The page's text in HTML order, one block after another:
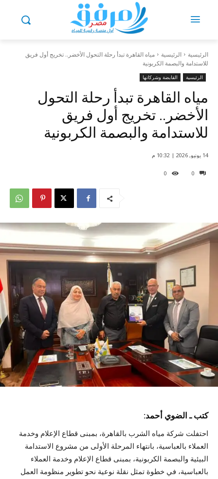
الرئيسية الرئيسية
مياه القاهرة تبدأ رحلة التحول الأخضر.. تخريج أول فريق
للاستدامة والبصمة الكربونية
الرئيسية القابضة وشركاتها
مياه القاهرة تبدأ رحلة التحول
الأخضر.. تخريج أول فريق
للاستدامة والبصمة الكربونية
0
0
14 يونيو, 2026 | 10:32 م
كتب ـ الضوي أحمد:
احتفلت شركة مياه الشرب بالقاهرة، بمبنى قطاع الإعلام وخدمة
العملاء بالعباسية، بانتهاء المرحلة الأولى من مشروع الاستدامة
البيئية والبصمة الكربونية، بمبنى قطاع الإعلام وخدمة العملاء
بالعباسية، في خطوة تمثل نقلة نوعية نحو تطوير منظومة العمل